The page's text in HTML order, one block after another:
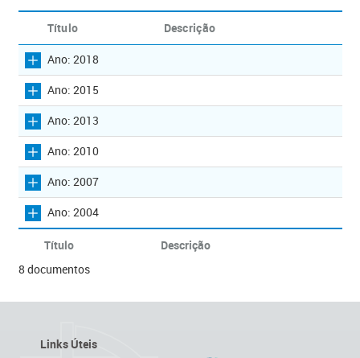
Título Descrição
Título Descrição
Ano: 2018
Ano: 2015
Ano: 2013
Ano: 2010
Ano: 2007
Ano: 2004
8 documentos
Links Úteis